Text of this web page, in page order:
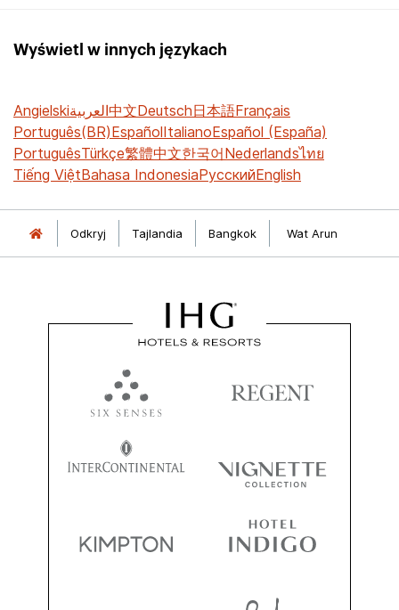
Wyświetl w innych językach
Angielskiالعربية中文Deutsch日本語Français
Português(BR)EspañolItalianoEspañol (España)
PortuguêsTürkçe繁體中文한국어Nederlandsไทย
Tiếng ViệtBahasa IndonesiaРусскийEnglish
Odkryj Tajlandia Bangkok Wat Arun